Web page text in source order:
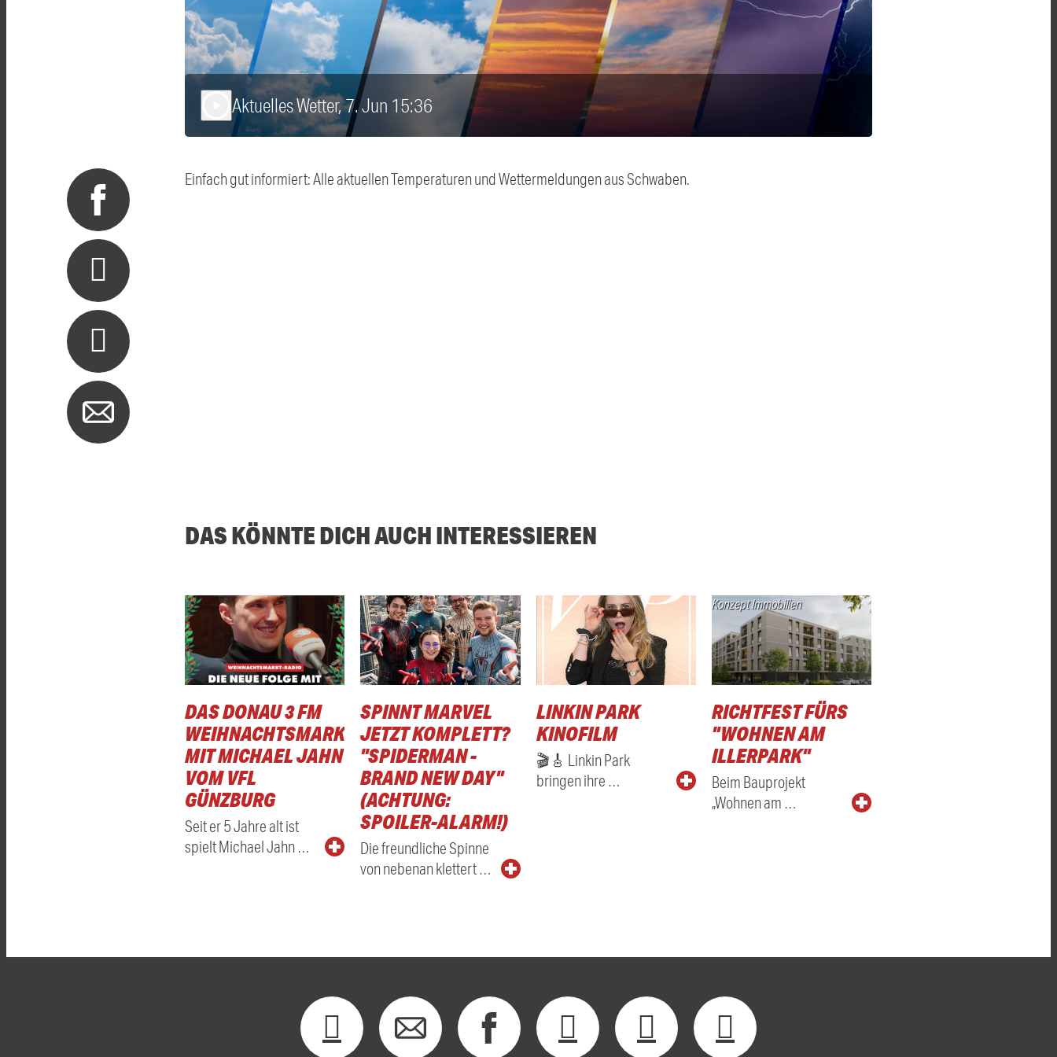
Aktuelles Wetter, 7. Jun 15:36
Einfach gut informiert: Alle aktuellen Temperaturen und Wettermeldungen aus Schwaben.
DAS KÖNNTE DICH AUCH INTERESSIEREN
DAS DONAU 3 FM
WEIHNACHTSMARKTRADIO
MIT MICHAEL JAHN
VOM VFL
GÜNZBURG
Seit er 5 Jahre alt ist
spielt Michael Jahn …
SPINNT MARVEL
JETZT KOMPLETT?
"SPIDERMAN -
BRAND NEW DAY"
(ACHTUNG:
SPOILER-ALARM!)
Die freundliche Spinne
von nebenan klettert …
LINKIN PARK
KINOFILM
🎬🎸 Linkin Park
bringen ihre …
Konzept Immobilien
RICHTFEST FÜRS
"WOHNEN AM
ILLERPARK"
Beim Bauprojekt
„Wohnen am …